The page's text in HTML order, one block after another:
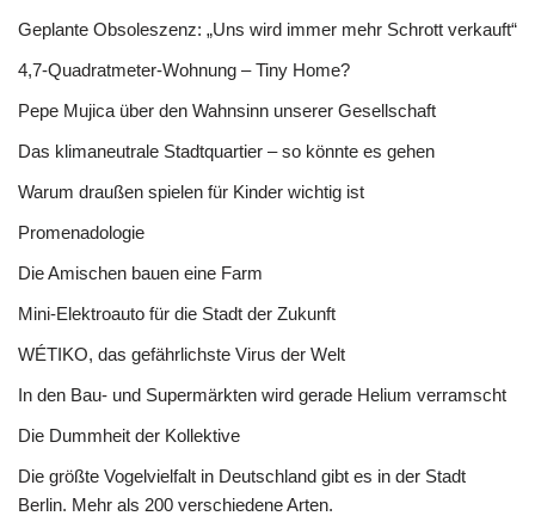
Geplante Obsoleszenz: „Uns wird immer mehr Schrott verkauft“
4,7-Quadratmeter-Wohnung – Tiny Home?
Pepe Mujica über den Wahnsinn unserer Gesellschaft
Das klimaneutrale Stadtquartier – so könnte es gehen
Warum draußen spielen für Kinder wichtig ist
Promenadologie
Die Amischen bauen eine Farm
Mini-Elektroauto für die Stadt der Zukunft
WÉTIKO, das gefährlichste Virus der Welt
In den Bau- und Supermärkten wird gerade Helium verramscht
Die Dummheit der Kollektive
Die größte Vogelvielfalt in Deutschland gibt es in der Stadt
Berlin. Mehr als 200 verschiedene Arten.